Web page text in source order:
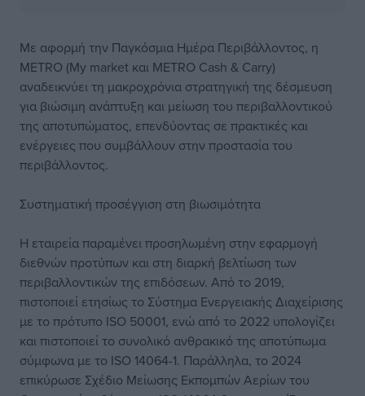
Με αφορμή την Παγκόσμια Ημέρα Περιβάλλοντος, η
METRO (My market και METRO Cash & Carry)
αναδεικνύει τη μακροχρόνια στρατηγική της δέσμευση
για βιώσιμη ανάπτυξη και μείωση του περιβαλλοντικού
της αποτυπώματος, επενδύοντας σε πρακτικές και
ενέργειες που συμβάλλουν στην προστασία του
περιβάλλοντος.
Συστηματική προσέγγιση στη βιωσιμότητα
Η εταιρεία παραμένει προσηλωμένη στην εφαρμογή
διεθνών προτύπων και στη διαρκή βελτίωση των
περιβαλλοντικών της επιδόσεων. Από το 2019,
πιστοποιεί ετησίως το Σύστημα Ενεργειακής Διαχείρισης
με το πρότυπο ISO 50001, ενώ από το 2022 υπολογίζει
και πιστοποιεί το συνολικό ανθρακικό της αποτύπωμα
σύμφωνα με το ISO 14064-1. Παράλληλα, το 2024
επικύρωσε Σχέδιο Μείωσης Εκπομπών Αερίων του